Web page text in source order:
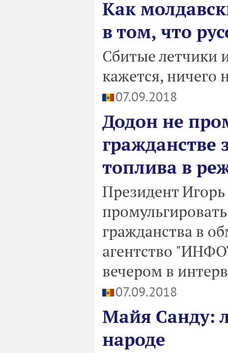
Как
в том, что
Сбитые летчики
кажется, ничего
07.09.2018
Додон не
гражданстве
топлива в
Президент
гражданства в
агентство
вечером в
07.09.2018
Майя Санду:
народе